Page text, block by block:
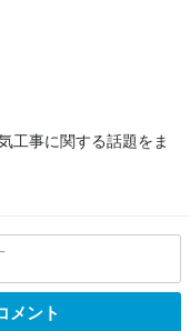
工事に関する話題をま
メント